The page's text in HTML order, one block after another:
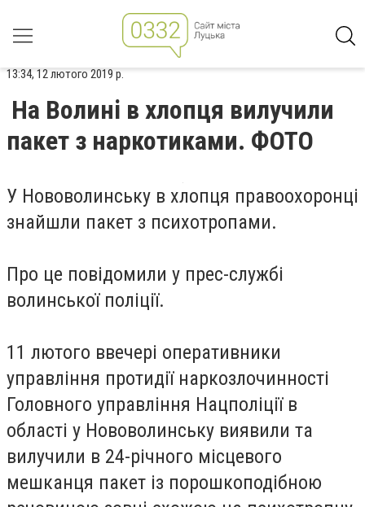
13:34, 12 лютого 2019 р.
На Волині в хлопця вилучили
пакет з наркотиками. ФОТО
У Нововолинську в хлопця правоохоронці
знайшли пакет з психотропами.
Про це повідомили у прес-службі
волинської поліції.
11 лютого ввечері оперативники
управління протидії наркозлочинності
Головного управління Нацполіції в
області у Нововолинську виявили та
вилучили в 24-річного місцевого
мешканця пакет із порошкоподібною